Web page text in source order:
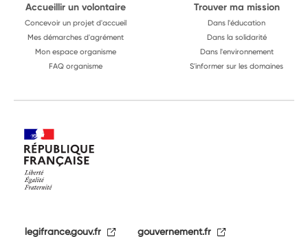
Accueillir un volontaire
Concevoir un projet d'accueil
Mes démarches d'agrément
Mon espace organisme
FAQ organisme
Trouver ma mission
Dans l'éducation
Dans la solidarité
Dans l'environnement
S'informer sur les domaines
legifrance.gouv.fr gouvernement.fr